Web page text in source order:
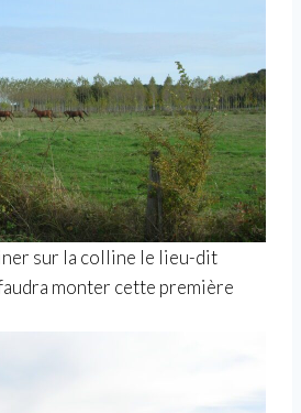
sur la colline le lieu-dit
monter cette première